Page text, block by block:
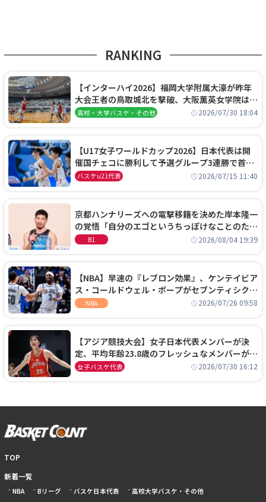
RANKING
【インターハイ2026】福岡大学附属大濠が昨年
大会王者の鳥取城北を撃破、大阪薫英女学院は岐
阜女子に完勝、大会3日目試合結果
高校・大学バスケ・その他 2026/07/30 18:04
【U17女子ワールドカップ2026】日本代表は開
催国チェコに勝利して予選グループ3連勝で首位
通過！準々決勝の相手はエジプトに決定
バスケu21代表 2026/07/15 11:40
京都ハンナリーズへの電撃移籍を決めた岸本隆一
の覚悟「自分のエゴというちっぽけなことのため
に、京都に来たわけではない」
B1 2026/08/04 19:39
【NBA】早速の『レブロン効果』、ケンテイビア
ス・コールドウェル・ポープがセブンティシクサ
ーズに1年契約で加入
NBA 2026/07/26 09:58
【アジア競技大会】女子日本代表メンバーが決
定、平均年齢23.8歳のフレッシュなメンバーが日
本開催の大舞台で頂点を狙う
女子バスケ代表 2026/07/30 16:12
TOP
新着一覧
NBA Bリーグ バスケ日本代表 高校大学バスケ・その他